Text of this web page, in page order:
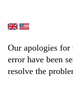
Our apologies for
error have been
resolve the